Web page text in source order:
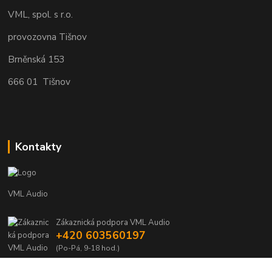
VML, spol. s r.o.
provozovna Tišnov
Brněnská 153
666 01 Tišnov
Kontakty
VML Audio
Zákaznická podpora VML Audio
+420 603560197
(Po-Pá, 9-18 hod.)